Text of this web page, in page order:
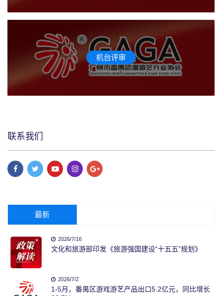
机台评审
联系我们
最新
2026/7/16
文化和旅游部印发《旅游强国建设“十五五”规划》
2026/7/2
1-5月，番禺区游戏游艺产品出口5.2亿元，同比增长